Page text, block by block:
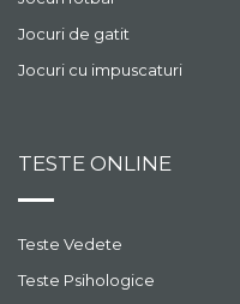
Jocuri de gatit
Jocuri cu impuscaturi
TESTE ONLINE
Teste Vedete
Teste Psihologice